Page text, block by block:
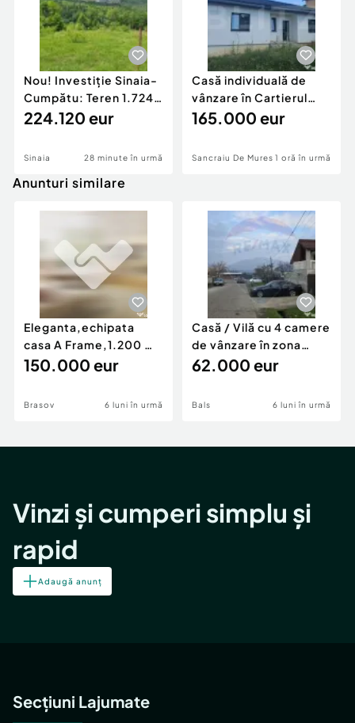
Nou! Investiție Sinaia-
Cumpătu: Teren 1.724
mp cu Proiect
224.120 eur
Sinaia 28 minute în urmă
Casă individuală de
vânzare în Cartierul
Răsăritului,
165.000 eur
Sancraiu De Mures 1 oră în urmă
Anunturi similare
Eleganta,echipata
casa A Frame,1.200 mp
teren,deschidere Pia
150.000 eur
Brasov 6 luni în urmă
Casă / Vilă cu 4 camere
de vânzare în zona
Periferie
62.000 eur
Bals 6 luni în urmă
Vinzi și cumperi simplu și
rapid
Adaugă anunț
Secțiuni Lajumate